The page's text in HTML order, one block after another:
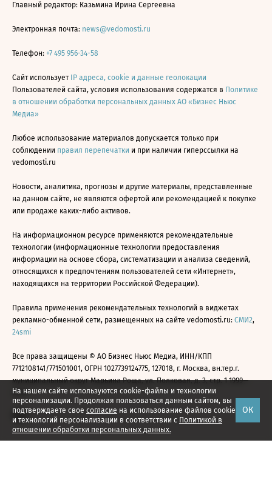
На нашем сайте используются cookie-файлы и технологии
персонализации. Продолжая пользоваться данным сайтом, вы
подтверждаете свое согласие на использование файлов cookie
и технологий персонализации в соответствии с Политикой в
отношении обработки персональных данных.
ОК
Главный редактор: Казьмина Ирина Сергеевна
Электронная почта: news@vedomosti.ru
Телефон: +7 495 956-34-58
Сайт использует IP адреса, cookie и данные геолокации
Пользователей сайта, условия использования содержатся в Политике
в отношении обработки персональных данных АО «Бизнес Ньюс
Медиа»
Любое использование материалов допускается только при
соблюдении правил перепечатки и при наличии гиперссылки на
vedomosti.ru
Новости, аналитика, прогнозы и другие материалы, представленные
на данном сайте, не являются офертой или рекомендацией к покупке
или продаже каких-либо активов.
На информационном ресурсе применяются рекомендательные
технологии (информационные технологии предоставления
информации на основе сбора, систематизации и анализа сведений,
относящихся к предпочтениям пользователей сети «Интернет»,
находящихся на территории Российской Федерации).
Правила применения рекомендательных технологий в виджетах
рекламно-обменной сети, размещенных на сайте vedomosti.ru: СМИ2,
24smi
Все права защищены © АО Бизнес Ньюс Медиа, ИНН/КПП
7712108141/771501001, ОГРН 1027739124775, 127018, г. Москва, вн.тер.г.
муниципальный округ Марьина Роща, ул. Полковая, д. 3, стр. 1 1999—
2026